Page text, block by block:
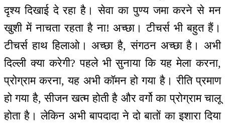
दृश्य दिखाई दे रहा है। सेवा का पुण्य जमा करने से मन
खुशी में नाचता रहता है ना! अच्छा। टीचर्स भी बहुत हैं।
टीचर्स हाथ हिलाओ। अच्छा है, संगठन अच्छा है। अभी
दिल्ली क्या करेगी? पहले भी सुनाया कि यह मेला करना,
प्रोग्राम करना, यह अभी कॉमन हो गया है। रीति प्रमाण
हो गया है, सीजन खत्म होती है और वर्गो का प्रोग्राम चालू
होता है। लेकिन अभी बापदादा ने दो बातों का इशारा दिया